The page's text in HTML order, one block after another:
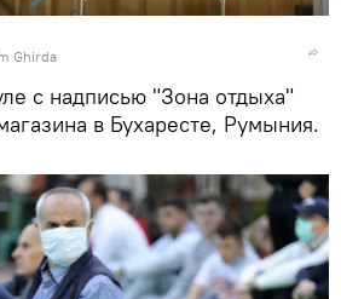
Ghirda
с надписью "Зона отдыха"
в Бухаресте, Румыния.